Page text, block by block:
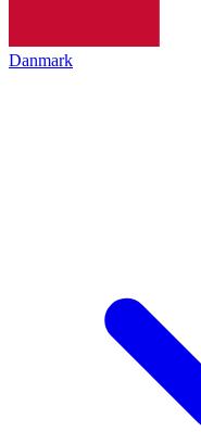
Danmark